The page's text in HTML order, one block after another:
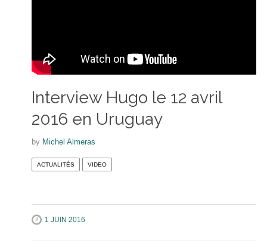
Interview Hugo le 12 avril
2016 en Uruguay
by Michel Almeras
ACTUALITÉS VIDEO
1 JUIN 2016